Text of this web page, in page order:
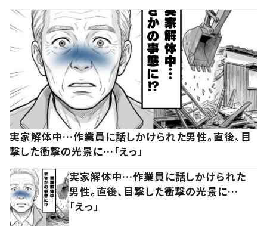
実家解体中…作業員に話しかけられた男性。直後、目
撃した衝撃の光景に…「えっ」
実家解体中…作業員に話しかけられた
男性。直後、目撃した衝撃の光景に…
「えっ」